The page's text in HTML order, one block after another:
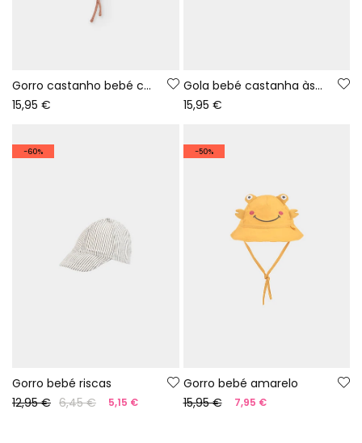
Gorro castanho bebé com estampado de coruja
15,95 €
Gola bebé castanha às riscas multicolor
15,95 €
-60%
Gorro bebé riscas
12,95 € 6,45 € 5,15 €
-50%
Gorro bebé amarelo
15,95 €
7,95 €